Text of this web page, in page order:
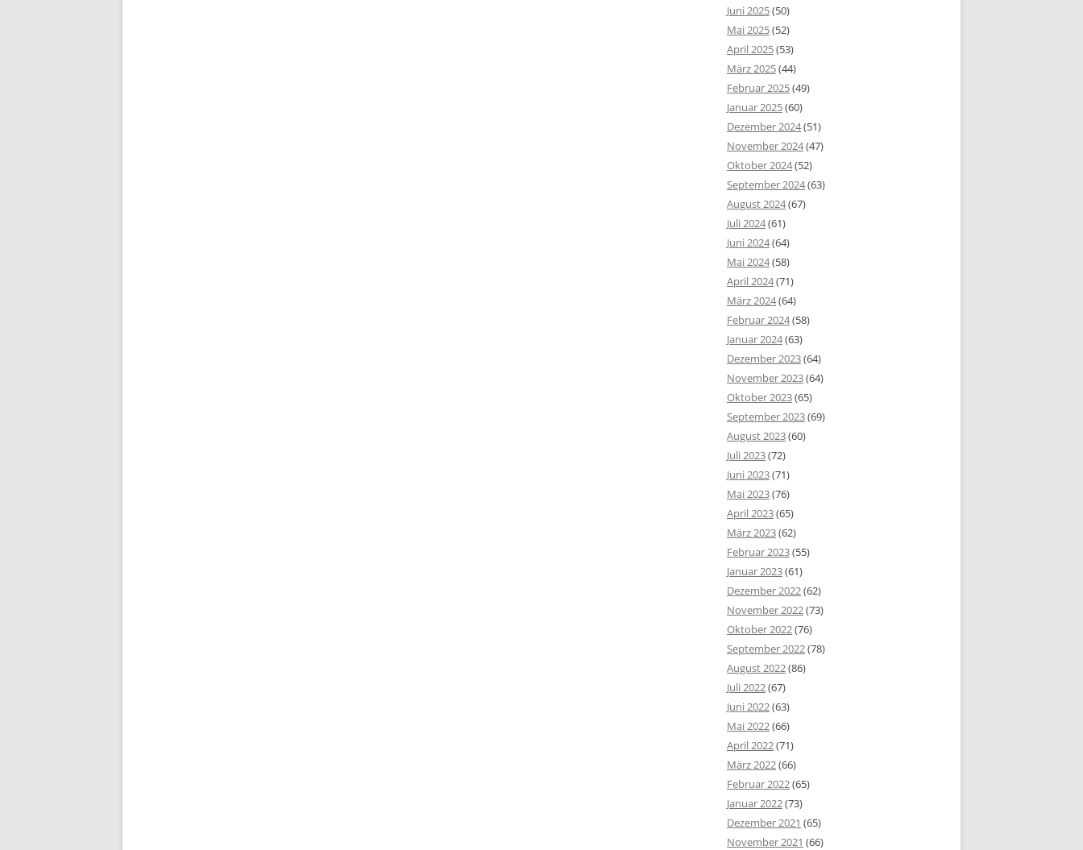
Juni 2025(50)
Mai 2025(52)
April 2025(53)
März 2025(44)
Februar 2025(49)
Januar 2025(60)
Dezember 2024(51)
November 2024(47)
Oktober 2024(52)
September 2024(63)
August 2024(67)
Juli 2024(61)
Juni 2024(64)
Mai 2024(58)
April 2024(71)
März 2024(64)
Februar 2024(58)
Januar 2024(63)
Dezember 2023(64)
November 2023(64)
Oktober 2023(65)
September 2023(69)
August 2023(60)
Juli 2023(72)
Juni 2023(71)
Mai 2023(76)
April 2023(65)
März 2023(62)
Februar 2023(55)
Januar 2023(61)
Dezember 2022(62)
November 2022(73)
Oktober 2022(76)
September 2022(78)
August 2022(86)
Juli 2022(67)
Juni 2022(63)
Mai 2022(66)
April 2022(71)
März 2022(66)
Februar 2022(65)
Januar 2022(73)
Dezember 2021 (65)
November 2021 (66)